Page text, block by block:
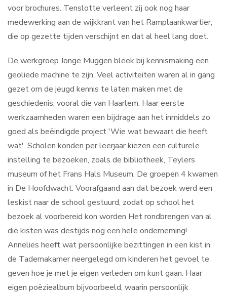
voor brochures. Tenslotte verleent zij ook nog haar
medewerking aan de wijkkrant van het Ramplaankwartier,
die op gezette tijden verschijnt en dat al heel lang doet.
De werkgroep Jonge Muggen bleek bij kennismaking een
geoliede machine te zijn. Veel activiteiten waren al in gang
gezet om de jeugd kennis te laten maken met de
geschiedenis, vooral die van Haarlem. Haar eerste
werkzaamheden waren een bijdrage aan het inmiddels zo
goed als beëindigde project 'Wie wat bewaart die heeft
wat'. Scholen konden per leerjaar kiezen een culturele
instelling te bezoeken, zoals de bibliotheek, Teylers
museum of het Frans Hals Museum. De groepen 4 kwamen
in De Hoofdwacht. Voorafgaand aan dat bezoek werd een
leskist naar de school gestuurd, zodat op school het
bezoek al voorbereid kon worden Het rondbrengen van al
die kisten was destijds nog een hele onderneming!
Annelies heeft wat persoonlijke bezittingen in een kist in
de Tademakamer neergelegd om kinderen het gevoel te
geven hoe je met je eigen verleden om kunt gaan. Haar
eigen poëziealbum bijvoorbeeld, waarin persoonlijk